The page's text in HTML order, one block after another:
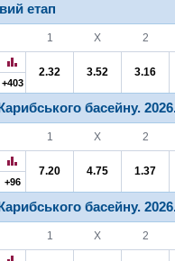
етап
1 X 2
+403
2.32 3.52 3.16
басейну.
1 X 2
+96
7.20 4.75 1.37
басейну.
1 X 2